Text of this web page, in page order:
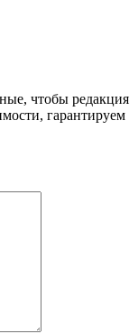
чтобы редакция
гарантируем